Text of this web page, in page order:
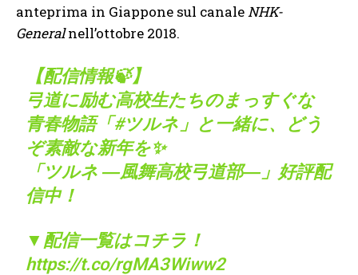
anteprima in Giappone sul canaleNHK-
Generalnell’ottobre 2018.
【配信情報🍃】
弓道に励む高校生たちのまっすぐな
青春物語「 #ツルネ 」と一緒に、どう
ぞ素敵な新年を✨
「ツルネ ―風舞高校弓道部―」好評配
信中！
▼配信一覧はコチラ！
https://t.co/rgMA3Wiww2